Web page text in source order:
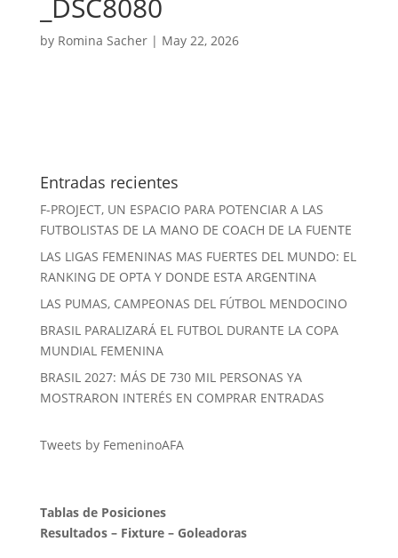
_DSC8080
by Romina Sacher| May 22, 2026
Entradas recientes
F-PROJECT, UN ESPACIO PARA POTENCIAR A LAS
FUTBOLISTAS DE LA MANO DE COACH DE LA FUENTE
LAS LIGAS FEMENINAS MAS FUERTES DEL MUNDO: EL
RANKING DE OPTA Y DONDE ESTA ARGENTINA
LAS PUMAS, CAMPEONAS DEL FÚTBOL MENDOCINO
BRASIL PARALIZARÁ EL FUTBOL DURANTE LA COPA
MUNDIAL FEMENINA
BRASIL 2027: MÁS DE 730 MIL PERSONAS YA
MOSTRARON INTERÉS EN COMPRAR ENTRADAS
Tweets by FemeninoAFA
Tablas de Posiciones
Resultados– Fixture– Goleadoras